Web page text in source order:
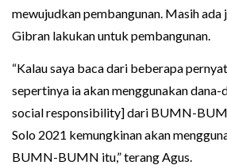
mewujudkan pembangunan. Masih ada
Gibran lakukan untuk pembangunan.
“Kalau saya baca dari beberapa
sepertinya ia akan menggunakan dana-
social responsibility] dari BUMN-
Solo 2021 kemungkinan akan
BUMN-BUMN itu,” terang Agus.